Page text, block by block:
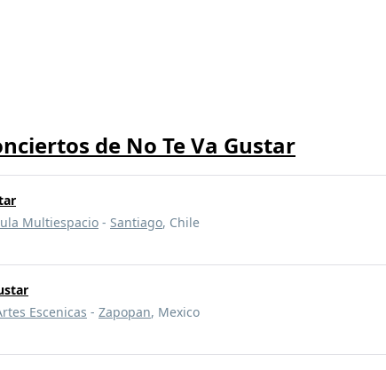
de No Te Va Gustar
Multiespacio - Santiago, Chile
Escenicas - Zapopan, Mexico